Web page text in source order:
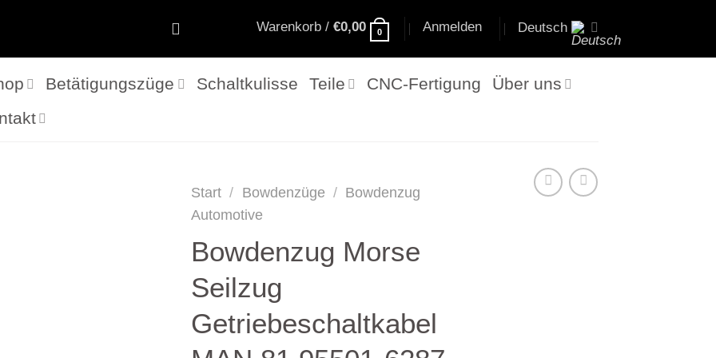
Warenkorb /€0,00 0 Anmelden Deutsch
Betätigungszüge Schaltkulisse Teile CNC-Fertigung
Über uns
Start / Bowdenzüge / Bowdenzug
Automotive
Bowdenzug Morse
Seilzug
Getriebeschaltkabel